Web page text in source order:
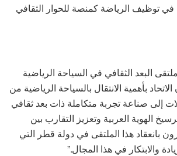
في توظيف الرياضة كمنصة للحوار الثقافي
البعد الثقافي في السياحة الرياضية
بأهمية الانتقال بالسياحة الرياضية من
إلى صناعة تجربة متكاملة ذات بعد ثقافي
الهوية العربية وتعزيز التقارب بين
بانعقاد هذا الملتقى في دولة قطر التي
والابتكار في هذا المجال.”